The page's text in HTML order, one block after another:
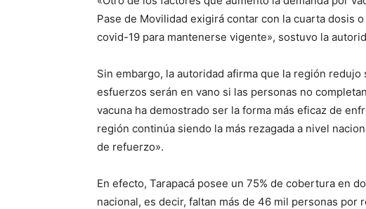
Pase de Movilidad exigirá contar con la cuarta dosis
covid-19 para mantenerse vigente», sostuvo la
Sin embargo, la autoridad afirma que la región
esfuerzos serán en vano si las personas no
vacuna ha demostrado ser la forma más eficaz de
región continúa siendo la más rezagada a nivel
de refuerzo».
En efecto, Tarapacá posee un 75% de cobertura en
nacional, es decir, faltan más de 46 mil personas por